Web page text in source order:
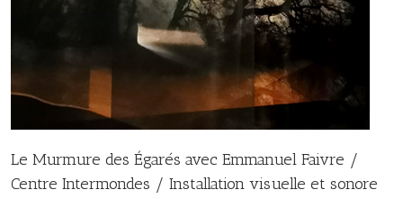
Le Murmure des Égarés avec Emmanuel Faivre /
Centre Intermondes / Installation visuelle et sonore